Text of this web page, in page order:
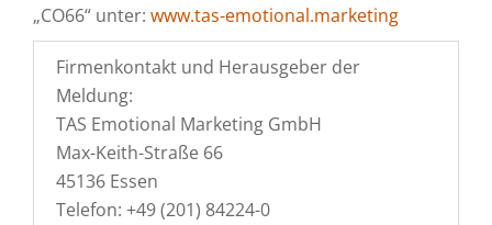
„CO66“ unter: www.tas-emotional.marketing
Firmenkontakt und Herausgeber der
Meldung:
TAS Emotional Marketing GmbH
Max-Keith-Straße 66
45136 Essen
Telefon: +49 (201) 84224-0